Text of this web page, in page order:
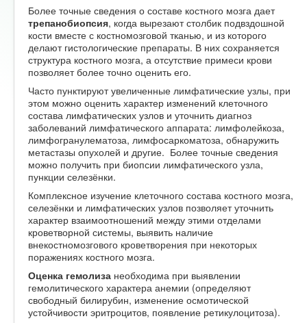
Более точные сведения о составе костного мозга дает
трепанобиопсия, когда вырезают столбик подвздошной
кости вместе с костномозговой тканью, и из которого
делают гистологические препараты. В них сохраняется
структура костного мозга, а отсутствие примеси крови
позволяет более точно оценить его.
Часто пунктируют увеличенные лимфатические узлы, при
этом можно оценить характер изменений клеточного
состава лимфатических узлов и уточнить диагноз
заболеваний лимфатического аппарата: лимфолейкоза,
лимфогранулематоза, лимфосаркоматоза, обнаружить
метастазы опухолей и другие. Более точные сведения
можно получить при биопсии лимфатического узла,
пункции селезёнки.
Комплексное изучение клеточного состава костного мозга,
селезёнки и лимфатических узлов позволяет уточнить
характер взаимоотношений между этими отделами
кроветворной системы, выявить наличие
внекостномозгового кроветворения при некоторых
поражениях костного мозга.
Оценка гемолиза необходима при выявлении
гемолитического характера анемии (определяют
свободный билирубин, изменение осмотической
устойчивости эритроцитов, появление ретикулоцитоза).